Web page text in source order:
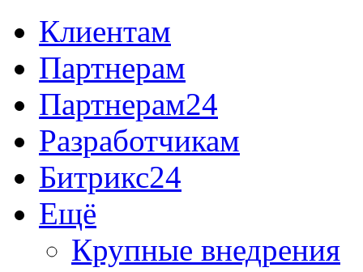
Клиентам
Партнерам
Партнерам24
Разработчикам
Битрикс24
Ещё
Крупные внедрения